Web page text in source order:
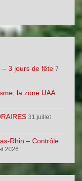
– 3 jours de fête 7
la zone UAA
31 juillet
Rhin – Contrôle
2026